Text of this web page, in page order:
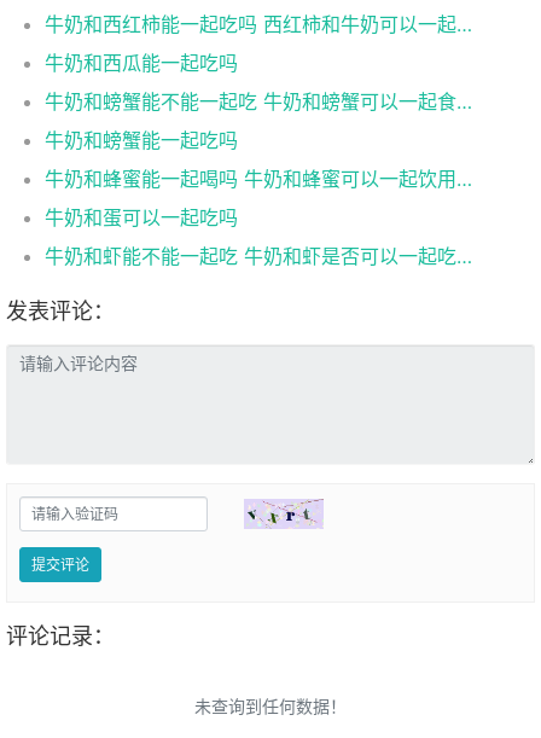
牛奶和西红柿能一起吃吗 西红柿和牛奶可以一起吃吗
牛奶和西瓜能一起吃吗
牛奶和螃蟹能不能一起吃 牛奶和螃蟹可以一起食用吗
牛奶和螃蟹能一起吃吗
牛奶和蜂蜜能一起喝吗 牛奶和蜂蜜可以一起饮用吗
牛奶和蛋可以一起吃吗
牛奶和虾能不能一起吃 牛奶和虾是否可以一起吃呢
发表评论：
提交评论
评论记录：
未查询到任何数据！